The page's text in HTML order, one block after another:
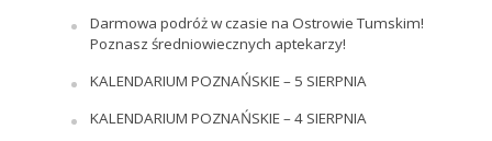
Darmowa podróż w czasie na Ostrowie Tumskim!
Poznasz średniowiecznych aptekarzy!
KALENDARIUM POZNAŃSKIE – 5 SIERPNIA
KALENDARIUM POZNAŃSKIE – 4 SIERPNIA